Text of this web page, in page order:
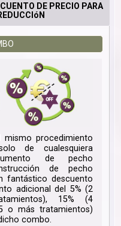
DE PRECIO PARA
procedimiento
de cualesquiera
de pecho
de pecho
fantástico descuento
adicional del 5% (2
15% (4
o más tratamientos)
combo.